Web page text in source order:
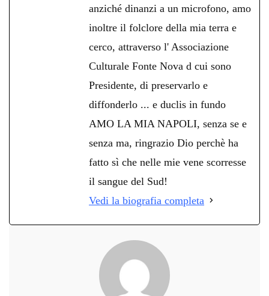
anziché dinanzi a un microfono, amo
inoltre il folclore della mia terra e
cerco, attraverso l' Associazione
Culturale Fonte Nova d cui sono
Presidente, di preservarlo e
diffonderlo ... e duclis in fundo
AMO LA MIA NAPOLI, senza se e
senza ma, ringrazio Dio perchè ha
fatto sì che nelle mie vene scorresse
il sangue del Sud!
Vedi la biografia completa